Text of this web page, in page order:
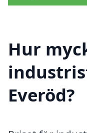
Hur
Everöd?